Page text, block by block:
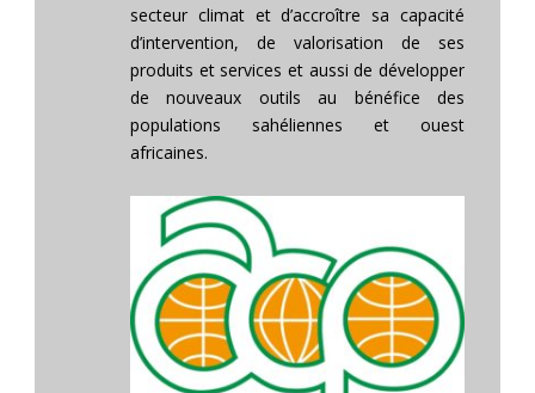
secteur climat et d’accroître sa capacité
d’intervention, de valorisation de ses
produits et services et aussi de développer
de nouveaux outils au bénéfice des
populations sahéliennes et ouest
africaines.